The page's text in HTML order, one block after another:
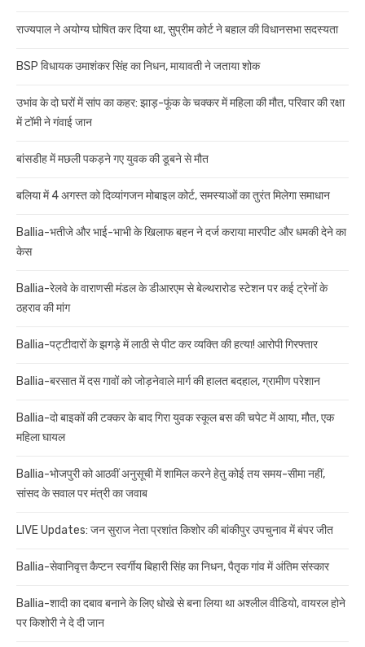
राज्यपाल ने अयोग्य घोषित कर दिया था, सुप्रीम कोर्ट ने बहाल की विधानसभा सदस्यता
BSP विधायक उमाशंकर सिंह का निधन, मायावती ने जताया शोक
उभांव के दो घरों में सांप का कहर: झाड़-फूंक के चक्कर में महिला की मौत, परिवार की रक्षा
में टॉमी ने गंवाई जान
बांसडीह में मछली पकड़ने गए युवक की डूबने से मौत
बलिया में 4 अगस्त को दिव्यांगजन मोबाइल कोर्ट, समस्याओं का तुरंत मिलेगा समाधान
Ballia-भतीजे और भाई-भाभी के खिलाफ बहन ने दर्ज कराया मारपीट और धमकी देने का
केस
Ballia-रेलवे के वाराणसी मंडल के डीआरएम से बेल्थरारोड स्टेशन पर कई ट्रेनों के
ठहराव की मांग
Ballia-पट्टीदारों के झगड़े में लाठी से पीट कर व्यक्ति की हत्या! आरोपी गिरफ्तार
Ballia-बरसात में दस गावों को जोड़नेवाले मार्ग की हालत बदहाल, ग्रामीण परेशान
Ballia-दो बाइकों की टक्कर के बाद गिरा युवक स्कूल बस की चपेट में आया, मौत, एक
महिला घायल
Ballia-भोजपुरी को आठवीं अनुसूची में शामिल करने हेतु कोई तय समय-सीमा नहीं,
सांसद के सवाल पर मंत्री का जवाब
LIVE Updates: जन सुराज नेता प्रशांत किशोर की बांकीपुर उपचुनाव में बंपर जीत
Ballia-सेवानिवृत्त कैप्टन स्वर्गीय बिहारी सिंह का निधन, पैतृक गांव में अंतिम संस्कार
Ballia-शादी का दबाव बनाने के लिए धोखे से बना लिया था अश्लील वीडियो, वायरल होने
पर किशोरी ने दे दी जान